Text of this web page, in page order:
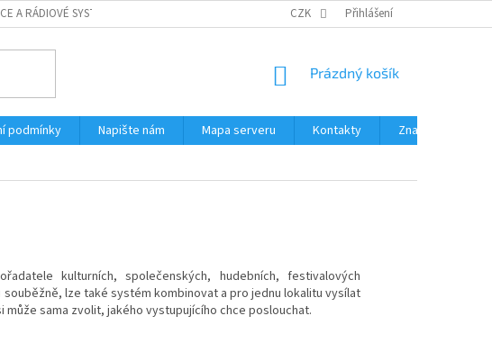
A RÁDIOVÉ SYSTÉMY PŘÍSLUŠENSTVÍ RUČNÍ RADIOSTANICE PŮJČOVNA
CZK Přihlášení
NÁKUPNÍ
Prázdný košík
podmínky Napište nám Mapa serveru Kontakty
Značky
kulturních, společenských, hudebních, festivalových
lze také systém kombinovat a pro jednu lokalitu vysílat
může sama zvolit, jakého vystupujícího chce poslouchat.